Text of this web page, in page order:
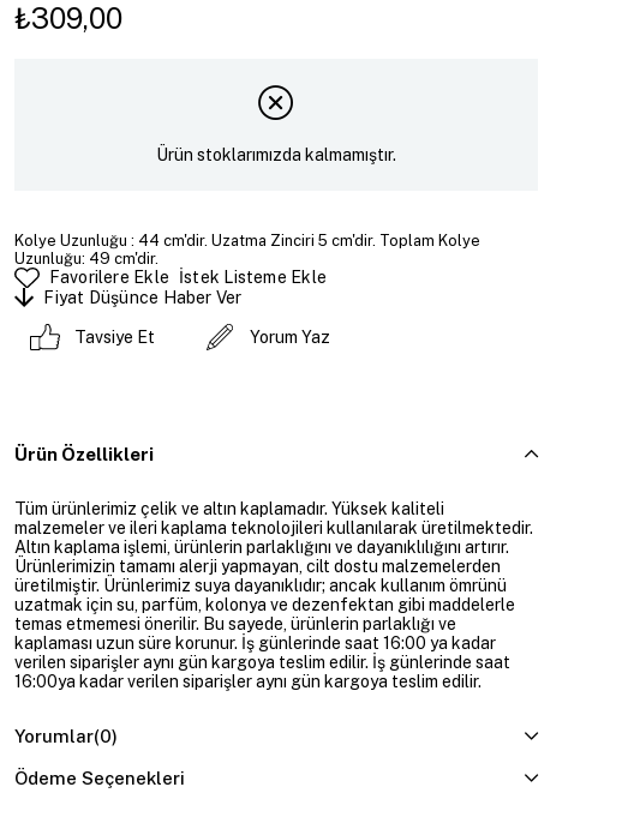
₺309,00
Ürün stoklarımızda kalmamıştır.
Kolye Uzunluğu : 44 cm'dir. Uzatma Zinciri 5 cm'dir. Toplam Kolye
Uzunluğu: 49 cm'dir.
Favorilere Ekle
İstek Listeme Ekle
Fiyat Düşünce Haber Ver
Tavsiye Et Yorum Yaz
Ürün Özellikleri
Tüm ürünlerimiz çelik ve altın kaplamadır. Yüksek kaliteli
malzemeler ve ileri kaplama teknolojileri kullanılarak üretilmektedir.
Altın kaplama işlemi, ürünlerin parlaklığını ve dayanıklılığını artırır.
Ürünlerimizin tamamı alerji yapmayan, cilt dostu malzemelerden
üretilmiştir. Ürünlerimiz suya dayanıklıdır; ancak kullanım ömrünü
uzatmak için su, parfüm, kolonya ve dezenfektan gibi maddelerle
temas etmemesi önerilir. Bu sayede, ürünlerin parlaklığı ve
kaplaması uzun süre korunur. İş günlerinde saat 16:00 ya kadar
verilen siparişler aynı gün kargoya teslim edilir. İş günlerinde saat
16:00ya kadar verilen siparişler aynı gün kargoya teslim edilir.
Yorumlar(0)
Ödeme Seçenekleri